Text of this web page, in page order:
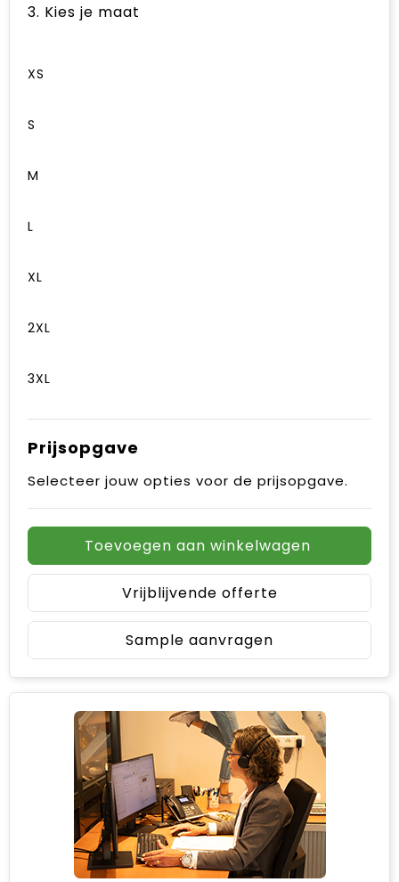
3. Kies je maat
XS
S
M
L
XL
2XL
3XL
Prijsopgave
Selecteer jouw opties voor de prijsopgave.
Toevoegen aan winkelwagen
Vrijblijvende offerte
Sample aanvragen